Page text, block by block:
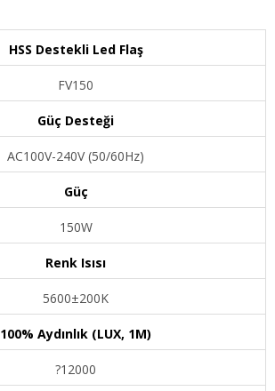
HSS Destekli Led Flaş
FV150
Güç Desteği
AC100V-240V (50/60Hz)
Güç
150W
Renk Isısı
5600±200K
100% Aydınlık (LUX, 1M)
?12000